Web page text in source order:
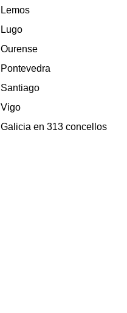
Lemos
Lugo
Ourense
Pontevedra
Santiago
Vigo
Galicia en 313 concellos